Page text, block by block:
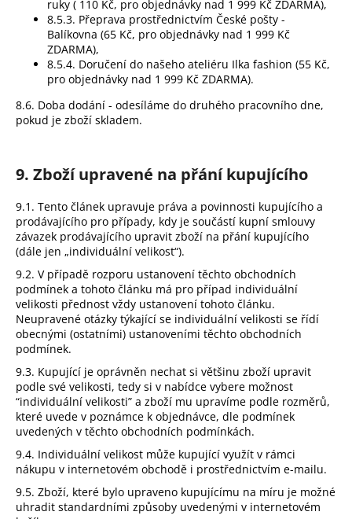
ruky ( 110 Kč, pro objednávky nad 1 999 Kč ZDARMA),
8.5.3. Přeprava prostřednictvím České pošty -
Balíkovna (65 Kč, pro objednávky nad 1 999 Kč
ZDARMA),
8.5.4. Doručení do našeho ateliéru Ilka fashion (55 Kč,
pro objednávky nad 1 999 Kč ZDARMA).
8.6. Doba dodání - odesíláme do druhého pracovního dne,
pokud je zboží skladem.
9. Zboží upravené na přání kupujícího
9.1. Tento článek upravuje práva a povinnosti kupujícího a
prodávajícího pro případy, kdy je součástí kupní smlouvy
závazek prodávajícího upravit zboží na přání kupujícího
(dále jen „individuální velikost“).
9.2. V případě rozporu ustanovení těchto obchodních
podmínek a tohoto článku má pro případ individuální
velikosti přednost vždy ustanovení tohoto článku.
Neupravené otázky týkající se individuální velikosti se řídí
obecnými (ostatními) ustanoveními těchto obchodních
podmínek.
9.3. Kupující je oprávněn nechat si většinu zboží upravit
podle své velikosti, tedy si v nabídce vybere možnost
“individuální velikosti” a zboží mu upravíme podle rozměrů,
které uvede v poznámce k objednávce, dle podmínek
uvedených v těchto obchodních podmínkách.
9.4. Individuální velikost může kupující využít v rámci
nákupu v internetovém obchodě i prostřednictvím e-mailu.
9.5. Zboží, které bylo upraveno kupujícímu na míru je možné
uhradit standardními způsoby uvedenými v internetovém